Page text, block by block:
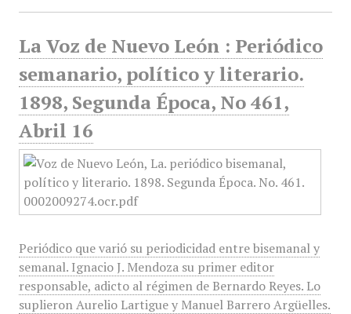
La Voz de Nuevo León : Periódico
semanario, político y literario.
1898, Segunda Época, No 461,
Abril 16
Periódico que varió su periodicidad entre bisemanal y
semanal. Ignacio J. Mendoza su primer editor
responsable, adicto al régimen de Bernardo Reyes. Lo
suplieron Aurelio Lartigue y Manuel Barrero Argüelles.